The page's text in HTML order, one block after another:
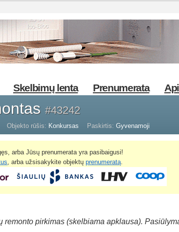
Skelbimų lenta Prenumerata
#43242
Objekto rūšis: Konkursas Paskirtis: Gyvenamoji
arba Jūsų prenumerata yra pasibaigusi!
, arba užsisakykite objektųprenumeratą
pirkimas (skelbiama apklausa).